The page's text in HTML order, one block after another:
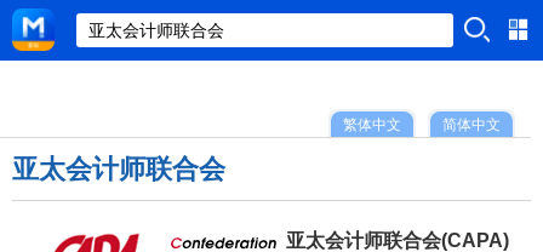
简体中文
繁体中文
亚太会计师联合会
亚太会计师联合会(CAPA)